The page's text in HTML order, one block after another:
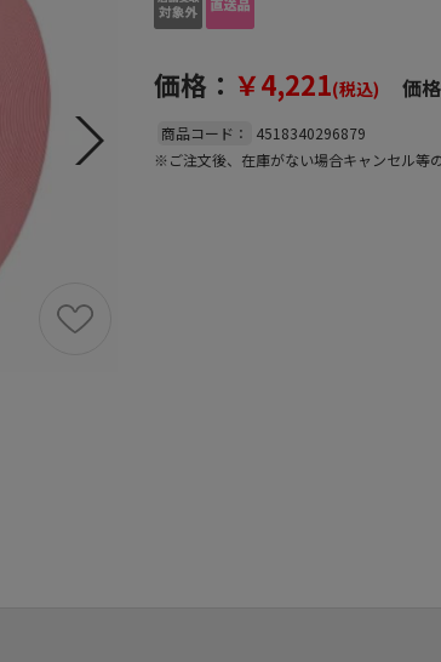
価格： ￥4,221(税込) 価
商品コード：
4518340296879
※ご注文後、在庫がない場合キャンセル等